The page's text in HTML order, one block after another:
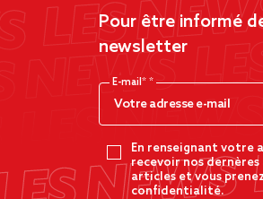
Pour être informé
newsletter
E-mail*
En renseignant votre
recevoir nos
articles et vous
confidentialité.